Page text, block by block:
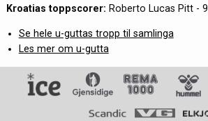
Kroatias toppscorer: Roberto Lucas Pitt - 9.
Se hele u-guttas tropp til samlinga
Les mer om u-gutta